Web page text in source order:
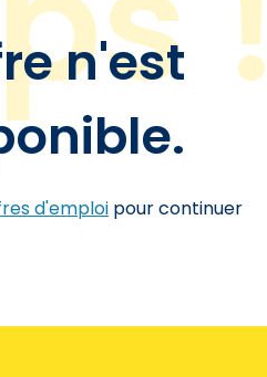
n'est
d'emploi pour continuer